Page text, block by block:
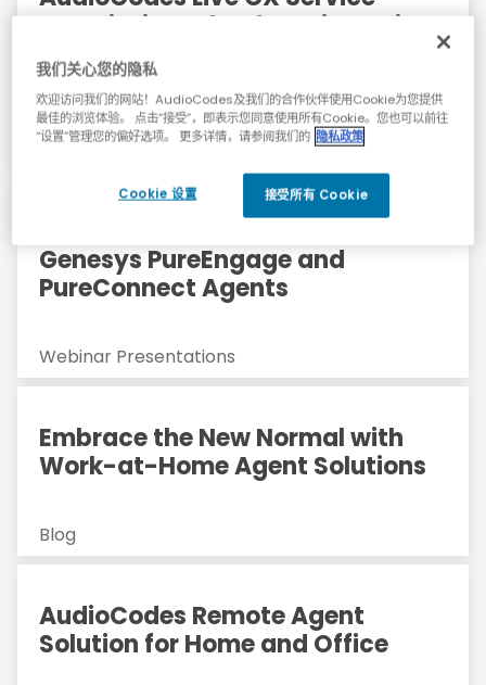
Description: Cloud-Native Voice
Platform for Modern Contact
Centers
Brochures
Genesys PureEngage and
PureConnect Agents
Webinar Presentations
Embrace the New Normal with
Work-at-Home Agent Solutions
Blog
AudioCodes Remote Agent
Solution for Home and Office
我们关心您的隐私
欢迎访问我们的网站！AudioCodes及我们的合作伙伴使用Cookie为您提供
最佳的浏览体验。 点击“接受”，即表示您同意使用所有Cookie。您也可以前往
“设置”管理您的偏好选项。 更多详情，请参阅我们的 隐私政策
Cookie 设置 接受所有 Cookie